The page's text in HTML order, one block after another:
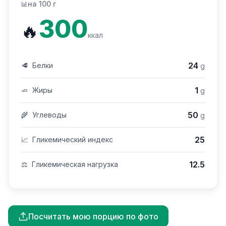
📊 на 100 г
🔥300ккал
🥩 Белки 24 g
🧈 Жиры 1 g
🌾 Углеводы 50 g
📈 Гликемический индекс 25
⚖️ Гликемическая нагрузка 12.5
Посчитать мою порцию по фото